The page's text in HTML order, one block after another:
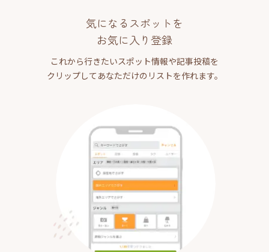
気になるスポットを
お気に入り登録
これから行きたいスポット情報や記事投稿を
クリップしてあなただけのリストを作れます。